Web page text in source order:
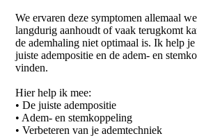
We ervaren deze symptomen allemaal
langdurig aanhoudt of vaak terugkomt
de ademhaling niet optimaal is. Ik help
juiste adempositie en de adem- en
vinden.
Hier help ik mee:
• De juiste adempositie
• Adem- en stemkoppeling
• Verbeteren van je ademtechniek